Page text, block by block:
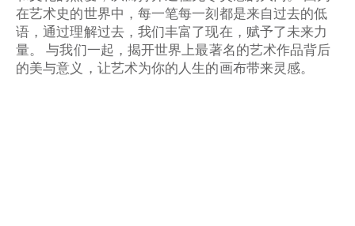
在艺术史的世界中，每一笔每一刻都是来自过去的低
语，通过理解过去，我们丰富了现在，赋予了未来力
量。 与我们一起，揭开世界上最著名的艺术作品背后
的美与意义，让艺术为你的人生的画布带来灵感。